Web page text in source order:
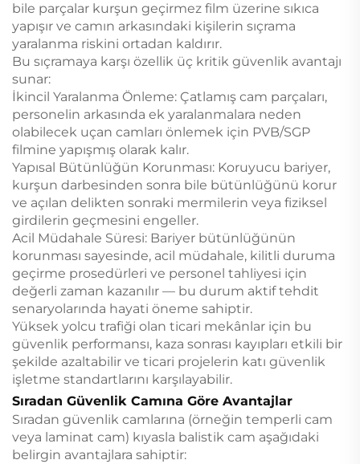
bile parçalar kurşun geçirmez film üzerine sıkıca
yapışır ve camın arkasındaki kişilerin sıçrama
yaralanma riskini ortadan kaldırır.
Bu sıçramaya karşı özellik üç kritik güvenlik avantajı
sunar:
İkincil Yaralanma Önleme: Çatlamış cam parçaları,
personelin arkasında ek yaralanmalara neden
olabilecek uçan camları önlemek için PVB/SGP
filmine yapışmış olarak kalır.
Yapısal Bütünlüğün Korunması: Koruyucu bariyer,
kurşun darbesinden sonra bile bütünlüğünü korur
ve açılan delikten sonraki mermilerin veya fiziksel
girdilerin geçmesini engeller.
Acil Müdahale Süresi: Bariyer bütünlüğünün
korunması sayesinde, acil müdahale, kilitli duruma
geçirme prosedürleri ve personel tahliyesi için
değerli zaman kazanılır — bu durum aktif tehdit
senaryolarında hayati öneme sahiptir.
Yüksek yolcu trafiği olan ticari mekânlar için bu
güvenlik performansı, kaza sonrası kayıpları etkili bir
şekilde azaltabilir ve ticari projelerin katı güvenlik
işletme standartlarını karşılayabilir.
Sıradan Güvenlik Camına Göre Avantajlar
Sıradan güvenlik camlarına (örneğin temperli cam
veya laminat cam) kıyasla balistik cam aşağıdaki
belirgin avantajlara sahiptir: